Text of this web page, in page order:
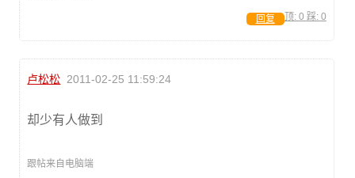
顶: 0 踩: 0
回复
卢松松 2011-02-25 11:59:24
却少有人做到
跟帖来自电脑端